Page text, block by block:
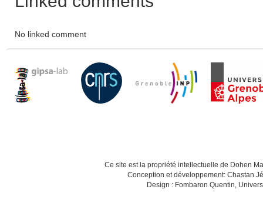
No linked comment
Ce site est la propriété intellectuelle de Dohen
Conception et développement: Chastan
Design : Fombaron Quentin,